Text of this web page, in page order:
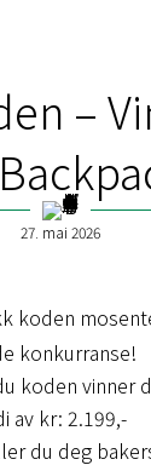
–
27. mai 2026
konkurranse!
koden vinner
av kr: 2.199,-
du deg